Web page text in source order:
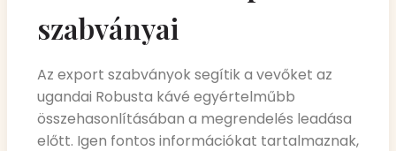
szabványai
Az export szabványok segítik a vevőket az
ugandai Robusta kávé egyértelműbb
összehasonlításában a megrendelés leadása
előtt. Igen fontos információkat tartalmaznak,